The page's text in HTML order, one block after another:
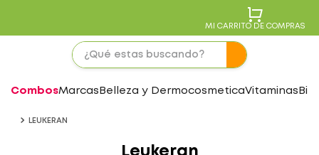
MI CARRITO DE COMPRAS
CombosMarcas Belleza y DermocosmeticaVitaminas
LEUKERAN